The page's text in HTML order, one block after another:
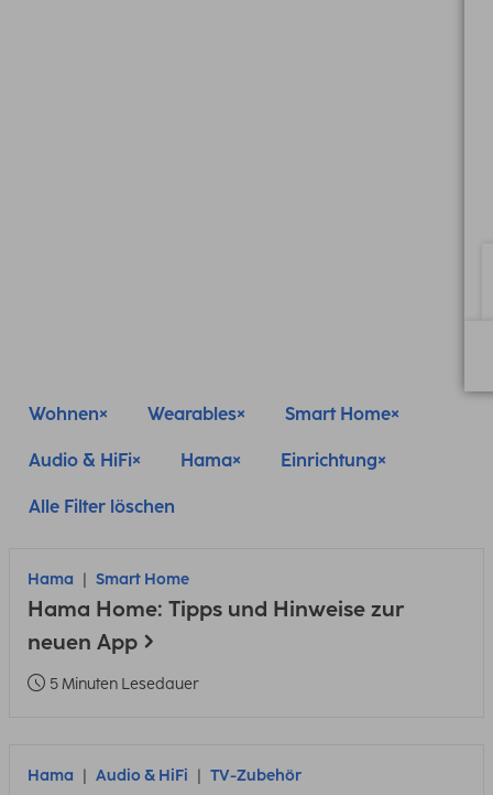
Wohnen Wearables Smart Home
Audio & HiFi Hama Einrichtung
Alle Filter löschen
Hama Smart Home
Hama Home: Tipps und Hinweise zur
neuen App
5 Minuten Lesedauer
Hama Audio & HiFi TV-Zubehör